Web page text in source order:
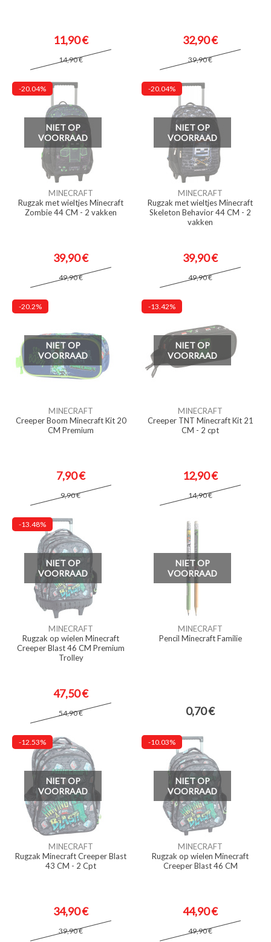
11,90 €
14,90 €
32,90 €
39,90 €
-20.04%
NIET OP
VOORRAAD
MINECRAFT
Rugzak met wieltjes Minecraft
Zombie 44 CM - 2 vakken
39,90 €
49,90 €
-20.04%
NIET OP
VOORRAAD
MINECRAFT
Rugzak met wieltjes Minecraft
Skeleton Behavior 44 CM - 2
vakken
39,90 €
49,90 €
-20.2%
NIET OP
VOORRAAD
MINECRAFT
Creeper Boom Minecraft Kit 20
CM Premium
7,90 €
9,90 €
-13.42%
NIET OP
VOORRAAD
MINECRAFT
Creeper TNT Minecraft Kit 21
CM - 2 cpt
12,90 €
14,90 €
-13.48%
NIET OP
VOORRAAD
MINECRAFT
Rugzak op wielen Minecraft
Creeper Blast 46 CM Premium
Trolley
47,50 €
54,90 €
NIET OP
VOORRAAD
MINECRAFT
Pencil Minecraft Familie
0,70 €
-12.53%
NIET OP
VOORRAAD
MINECRAFT
Rugzak Minecraft Creeper Blast
43 CM - 2 Cpt
34,90 €
39,90 €
-10.03%
NIET OP
VOORRAAD
MINECRAFT
Rugzak op wielen Minecraft
Creeper Blast 46 CM
44,90 €
49,90 €